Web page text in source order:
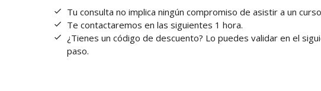
Tu consulta no implica ningún compromiso de asistir a un
Te contactaremos en las siguientes 1 hora.
¿Tienes un código de descuento? Lo puedes validar en el
paso.